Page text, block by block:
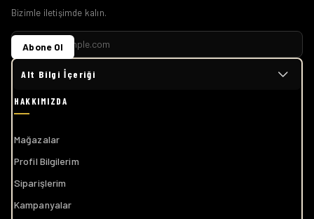
Alt Bilgi İçeriği
Mağazalar
Profil Bilgilerim
Siparişlerim
Kampanyalar
Bizimle iletişimde kalın.
Abone Ol